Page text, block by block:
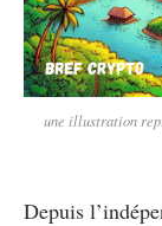
une illustration
Depuis